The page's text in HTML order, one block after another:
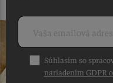
Súhlasím so
nariadením GDPR